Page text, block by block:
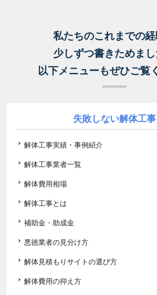
私たちのこれまでの
少しずつ書きためまし
以下メニューもぜひご覧
失敗しない解体工事
解体工事実績・事例紹介
解体工事業者一覧
解体費用相場
解体工事とは
補助金・助成金
悪徳業者の見分け方
解体見積もりサイトの選び方
解体費用の抑え方